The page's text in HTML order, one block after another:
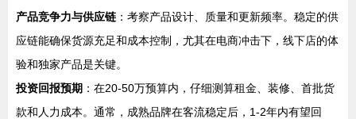
产品竞争力与供应链 ：考察产品设计、质量和更新频率。稳定的供
应链能确保货源充足和成本控制，尤其在电商冲击下，线下店的体
验和独家产品是关键。
投资回报预期 ：在20-50万预算内，仔细测算租金、装修、首批货
款和人力成本。通常，成熟品牌在客流稳定后，1-2年内有望回